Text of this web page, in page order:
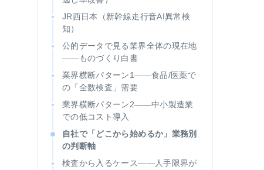
JR西日本（新幹線走行音AI異常検
知）
公的データで見る業界全体の現在地
——ものづくり白書
業界横断パターン1——食品/医薬で
の「全数検査」需要
業界横断パターン2——中小製造業
での低コスト導入
自社で「どこから始めるか」業務別
の判断軸
検査から入るケース——人手限界が